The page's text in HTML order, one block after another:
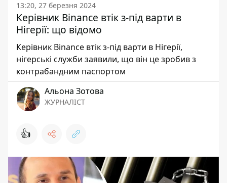
13:20, 27 березня 2024
Керівник Binance втік з-під варти в
Нігерії: що відомо
Керівник Binance втік з-під варти в Нігерії,
нігерські служби заявили, що він це зробив з
контрабандним паспортом
Альона Зотова
ЖУРНАЛІСТ
👍